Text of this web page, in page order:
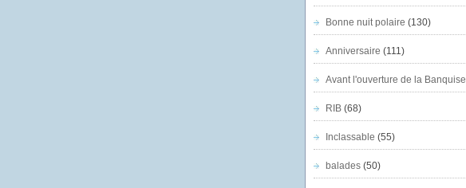
Bonne nuit polaire (130)
Anniversaire (111)
Avant l'ouverture de la Banquise
RIB(68)
Inclassable (55)
balades(50)